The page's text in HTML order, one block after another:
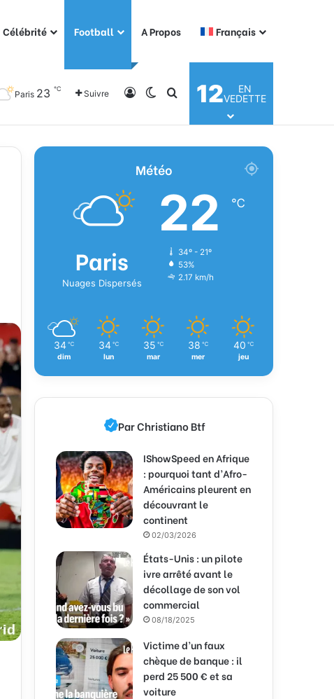
Célébrité Football A Propos Français
Paris 23 ℃ Suivre ConnexionSwitch skin
Rechercher
12
EN
VEDETTE
Météo
Paris
Nuages Dispersés
22 ℃
34º - 21º
53%
2.17 km/h
34 ℃
dim
34 ℃
lun
35 ℃
mar
38 ℃
mer
40 ℃
jeu
Par Christiano Btf
IShowSpeed en Afrique
: pourquoi tant d’Afro-
Américains pleurent en
découvrant le
continent
02/03/2026
États-Unis : un pilote
ivre arrêté avant le
décollage de son vol
commercial
08/18/2025
Victime d’un faux
chèque de banque : il
perd 25 500 € et sa
voiture